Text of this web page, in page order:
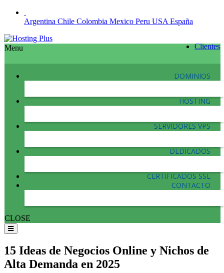
Argentina Chile Colombia Mexico Peru USA España
Clientes
Menu
DOMINIOS
HOSTING
SERVIDORES VPS
DEDICADOS
CERTIFICADOS SSL
CONTACTO
CLOSE
15 Ideas de Negocios Online y Nichos de
Alta Demanda en 2025